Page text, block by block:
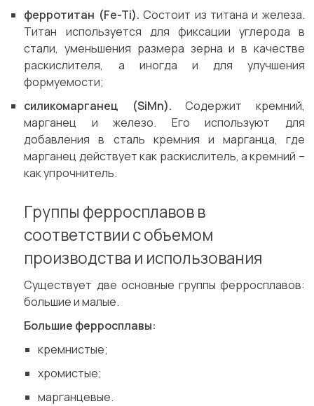
ферротитан (Fe-Ti). Состоит из титана и железа.
Титан используется для фиксации углерода в
стали, уменьшения размера зерна и в качестве
раскислителя, а иногда и для улучшения
формуемости;
силикомарганец (SiMn). Содержит кремний,
марганец и железо. Его используют для
добавления в сталь кремния и марганца, где
марганец действует как раскислитель, а кремний –
как упрочнитель.
Группы ферросплавов в
соответствии с объемом
производства и использования
Существует две основные группы ферросплавов:
большие и малые.
Большие ферросплавы:
кремнистые;
хромистые;
марганцевые.